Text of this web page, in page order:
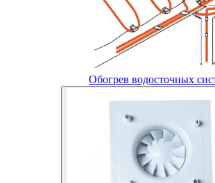
Обогрев водосточных